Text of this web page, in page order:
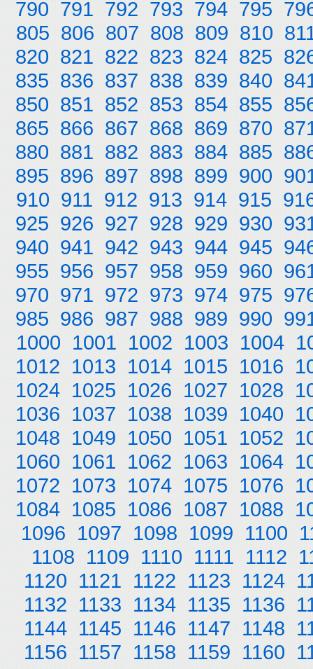
790 791 792 793 794 795
805 806 807 808 809 810
820 821 822 823 824 825
835 836 837 838 839 840
850 851 852 853 854 855
865 866 867 868 869 870
880 881 882 883 884 885
895 896 897 898 899 900
910 911 912 913 914 915
925 926 927 928 929 930
940 941 942 943 944 945
955 956 957 958 959 960
970 971 972 973 974 975
985 986 987 988 989 990
1000 1001 1002 1003 1004
1012 1013 1014 1015 1016
1024 1025 1026 1027 1028
1036 1037 1038 1039 1040
1048 1049 1050 1051 1052
1060 1061 1062 1063 1064
1072 1073 1074 1075 1076
1084 1085 1086 1087 1088
1096 1097 1098 1099 1100
1108 1109 1110 1111 1112
1120 1121 1122 1123 1124
1132 1133 1134 1135 1136
1144 1145 1146 1147 1148
1156 1157 1158 1159 1160